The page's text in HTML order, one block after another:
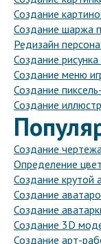
Создание
Создание шаржа
Редизайн
Создание
Создание меню
Создание
Создание
Создание
Определение
Создание
Создание
Создание
Создание 3D
Создание арт-